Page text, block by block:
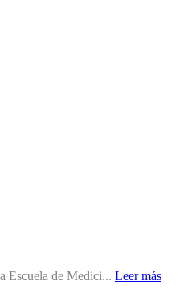
Escuela de Medici... Leer más